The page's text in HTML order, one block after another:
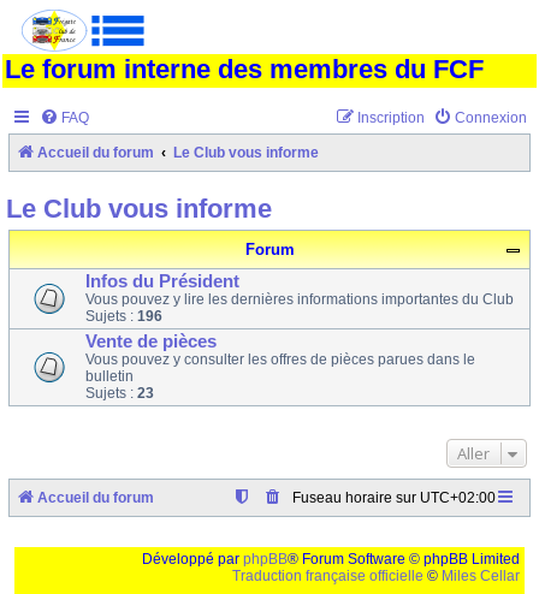
Le forum interne des membres du FCF
FAQ Connexion
Inscription
Accueil du forum Le Club vous informe
Le Club vous informe
Forum
Infos du Président
Vous pouvez y lire les dernières informations importantes du Club
Sujets : 196
Vente de pièces
Vous pouvez y consulter les offres de pièces parues dans le
bulletin
Sujets : 23
Aller
Accueil du forum Fuseau horaire sur UTC+02:00
Développé par phpBB® Forum Software © phpBB Limited
Traduction française officielle © Miles Cellar